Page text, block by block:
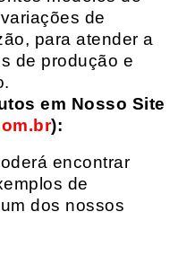
de
para atender a
de produção e
em Nosso Site
):
encontrar
de
dos nossos